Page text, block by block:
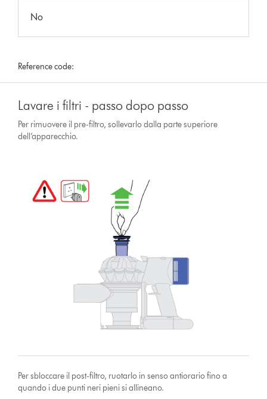
No
Reference code:
Lavare i filtri - passo dopo passo
Per rimuovere il pre-filtro, sollevarlo dalla parte superiore
dell’apparecchio.
Per sbloccare il post-filtro, ruotarlo in senso antiorario fino a
quando i due punti neri pieni si allineano.